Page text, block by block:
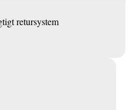
retursystem